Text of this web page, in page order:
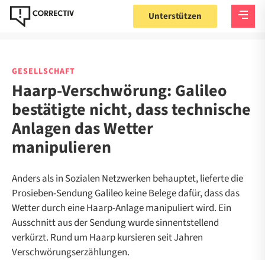
Unterstützen
GESELLSCHAFT
Haarp-Verschwörung: Galileo
bestätigte nicht, dass technische
Anlagen das Wetter
manipulieren
Anders als in Sozialen Netzwerken behauptet, lieferte die
Prosieben-Sendung Galileo keine Belege dafür, dass das
Wetter durch eine Haarp-Anlage manipuliert wird. Ein
Ausschnitt aus der Sendung wurde sinnentstellend
verkürzt. Rund um Haarp kursieren seit Jahren
Verschwörungserzählungen.